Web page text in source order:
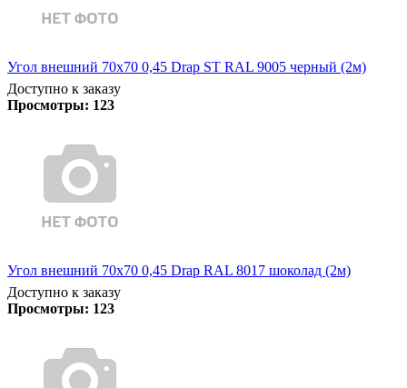
Угол внешний 70х70 0,45 Drap ST RAL 9005 черный (2м)
Доступно к заказу
Просмотры: 123
Угол внешний 70х70 0,45 Drap RAL 8017 шоколад (2м)
Доступно к заказу
Просмотры: 123